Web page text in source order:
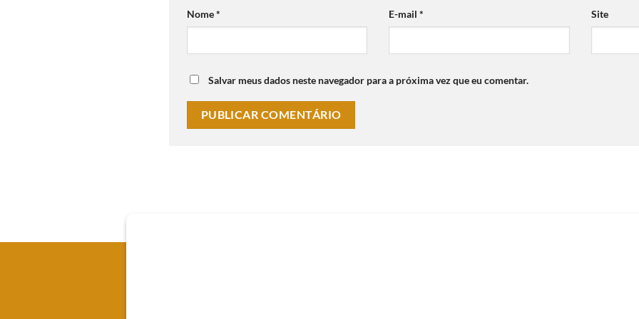
Nome* E-mail* Site
Salvar meus dados neste navegador para a próxima vez que eu comentar.